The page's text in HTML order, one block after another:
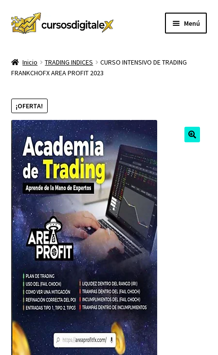
Ir
a
Ir
al
Menú
TIENDA
CURSOS
hijo
MEMBRESIA
MI CUENTA
CARRITO
CONTACTO
Inicio TRADING INDICES
CURSO INTENSIVO DE TRADING
FRANKCHOFX AREA PROFIT 2023
¡OFERTA!